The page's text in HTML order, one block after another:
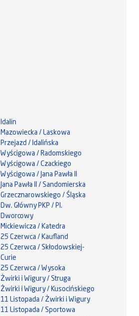
Idalin
Mazowiecka / Laskowa
Przejazd / Idalińska
Wyścigowa / Radomskiego
Wyścigowa / Czackiego
Wyścigowa / Jana Pawła II
Jana Pawła II / Sandomierska
Grzecznarowskiego / Śląska
Dw. Główny PKP / Pl.
Dworcowy
Mickiewicza / Katedra
25 Czerwca / Kaufland
25 Czerwca / Skłodowskiej-
Curie
25 Czerwca / Wysoka
Żwirki i Wigury / Struga
Żwirki i Wigury / Kusocińskiego
11 Listopada / Żwirki i Wigury
11 Listopada / Sportowa